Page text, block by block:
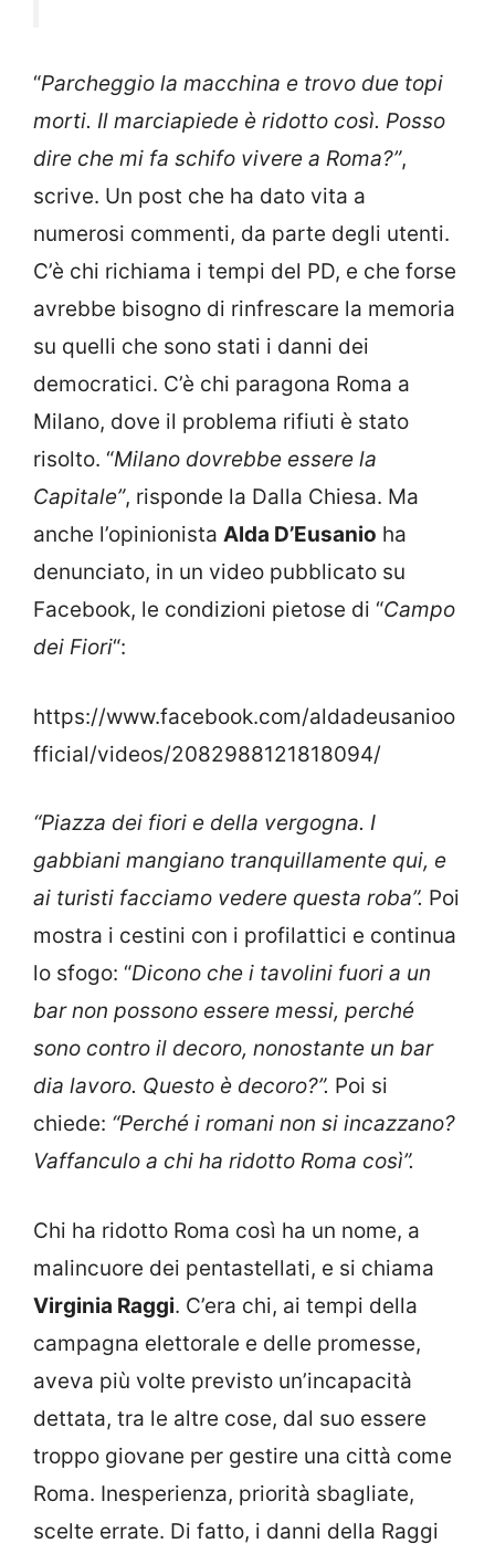
“Parcheggio la macchina e trovo due topi
morti. Il marciapiede è ridotto così. Posso
dire che mi fa schifo vivere a Roma?”,
scrive. Un post che ha dato vita a
numerosi commenti, da parte degli utenti.
C’è chi richiama i tempi del PD, e che forse
avrebbe bisogno di rinfrescare la memoria
su quelli che sono stati i danni dei
democratici. C’è chi paragona Roma a
Milano, dove il problema rifiuti è stato
risolto. “Milano dovrebbe essere la
Capitale”, risponde la Dalla Chiesa. Ma
anche l’opinionista Alda D’Eusanio ha
denunciato, in un video pubblicato su
Facebook, le condizioni pietose di “Campo
dei Fiori“:
https://www.facebook.com/aldadeusanioo
fficial/videos/2082988121818094/
“Piazza dei fiori e della vergogna. I
gabbiani mangiano tranquillamente qui, e
ai turisti facciamo vedere questa roba”. Poi
mostra i cestini con i profilattici e continua
lo sfogo: “Dicono che i tavolini fuori a un
bar non possono essere messi, perché
sono contro il decoro, nonostante un bar
dia lavoro. Questo è decoro?”. Poi si
chiede: “Perché i romani non si incazzano?
Vaffanculo a chi ha ridotto Roma così”.
Chi ha ridotto Roma così ha un nome, a
malincuore dei pentastellati, e si chiama
Virginia Raggi. C’era chi, ai tempi della
campagna elettorale e delle promesse,
aveva più volte previsto un’incapacità
dettata, tra le altre cose, dal suo essere
troppo giovane per gestire una città come
Roma. Inesperienza, priorità sbagliate,
scelte errate. Di fatto, i danni della Raggi